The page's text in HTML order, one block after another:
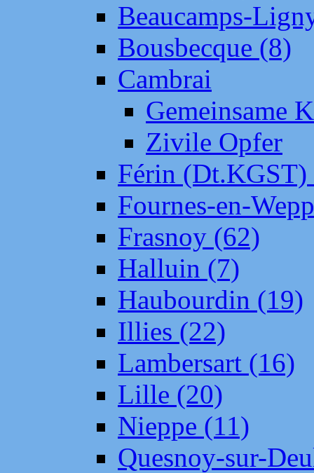
Beaucamps-
Bousbecque (8)
Cambrai
Gemeinsame
Zivile Opfer
Férin (Dt.KGST)
Fournes-en-
Frasnoy (62)
Halluin (7)
Haubourdin (19)
Illies (22)
Lambersart (16)
Lille (20)
Nieppe (11)
Quesnoy-sur-